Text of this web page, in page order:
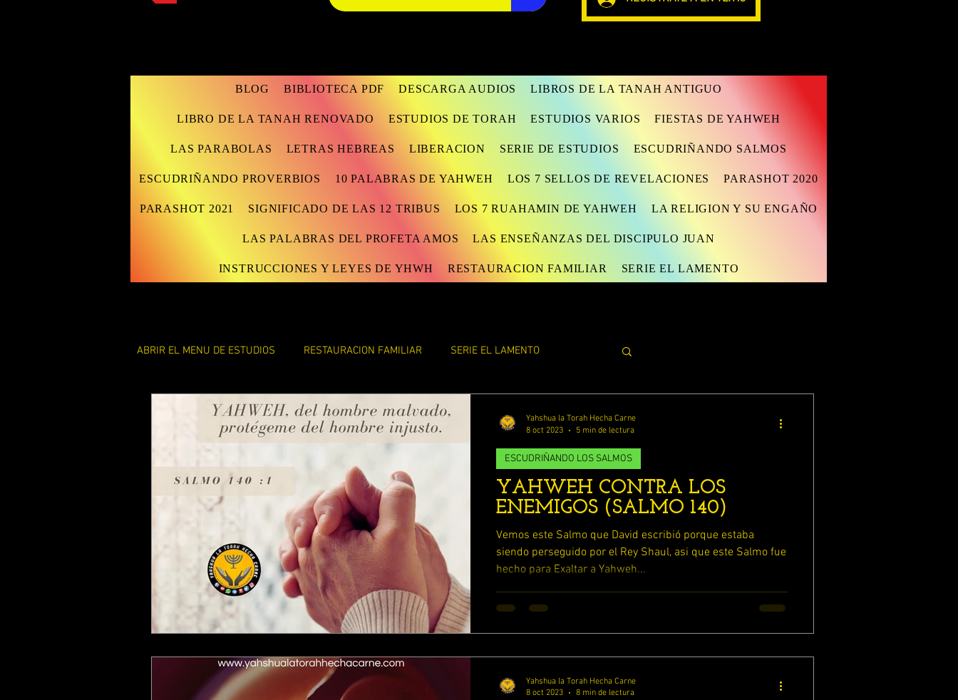
BLOG BIBLIOTECA PDF DESCARGA AUDIOS LIBROS DE LA TANAH ANTIGUO
LIBRO DE LA TANAH RENOVADO ESTUDIOS DE TORAH ESTUDIOS VARIOS FIESTAS DE YAHWEH
LAS PARABOLAS LETRAS HEBREAS LIBERACION SERIE DE ESTUDIOS ESCUDRIÑANDO SALMOS
ESCUDRIÑANDO PROVERBIOS 10 PALABRAS DE YAHWEH LOS 7 SELLOS DE REVELACIONES PARASHOT 2020
PARASHOT 2021 SIGNIFICADO DE LAS 12 TRIBUS LOS 7 RUAHAMIN DE YAHWEH LA RELIGION Y SU ENGAÑO
LAS PALABRAS DEL PROFETA AMOS LAS ENSEÑANZAS DEL DISCIPULO JUAN
INSTRUCCIONES Y LEYES DE YHWH RESTAURACION FAMILIAR SERIE EL LAMENTO
ABRIR EL MENU DE ESTUDIOS RESTAURACION FAMILIAR SERIE EL LAMENTO
LAS INSTRUCCIONES Y LEYES DE YAHWEH ESTUDIOS DE TORAH
LAS CARTAS DE SHAUL EL FIN DE LA VIDA ( ECLESIASTES)
ENSEÑANZAS DE DISCIPULO JUAN LAS PALABRAS DEL DISCIPULO JUAN
LAS PALABRAS DEL PROFETA AMOS ENFERMOS DE AMOR
QUE ES UNA ADORACION PARA YAHWEH LA RELIGION Y SU ENGAÑO
ESTUDIANDO 1 , 2 Y 3JUAN ESCUDRIÑANDO LOS PROVERBIOS
YAHWEH CONTRA LOS
ENEMIGOS (SALMO 140)
Vemos este Salmo que David escribió porque estaba
siendo perseguido por el Rey Shaul, asi que este Salmo fue
hecho para Exaltar a Yahweh...
ESCUDRIÑANDO LOS SALMOS
Yahshua la Torah Hecha Carne
8 oct 2023
5 min de lectura
Yahshua la Torah Hecha Carne
8 oct 2023
8 min de lectura